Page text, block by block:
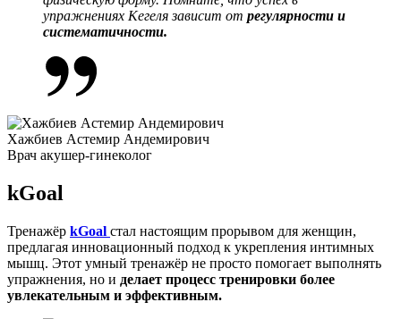
упражнениях Кегеля зависит от регулярности и
систематичности.
Хажбиев Астемир Андемирович
Врач акушер-гинеколог
kGoal
Тренажёр kGoal стал настоящим прорывом для женщин,
предлагая инновационный подход к укрепления интимных
мышц. Этот умный тренажёр не просто помогает выполнять
упражнения, но и делает процесс тренировки более
увлекательным и эффективным.